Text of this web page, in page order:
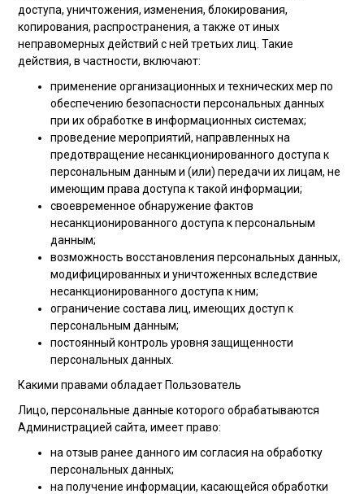
доступа, уничтожения, изменения, блокирования,
копирования, распространения, а также от иных
неправомерных действий с ней третьих лиц. Такие
действия, в частности, включают:
применение организационных и технических мер по
обеспечению безопасности персональных данных
при их обработке в информационных системах;
проведение мероприятий, направленных на
предотвращение несанкционированного доступа к
персональным данным и (или) передачи их лицам, не
имеющим права доступа к такой информации;
своевременное обнаружение фактов
несанкционированного доступа к персональным
данным;
возможность восстановления персональных данных,
модифицированных и уничтоженных вследствие
несанкционированного доступа к ним;
ограничение состава лиц, имеющих доступ к
персональным данным;
постоянный контроль уровня защищенности
персональных данных.
Какими правами обладает Пользователь
Лицо, персональные данные которого обрабатываются
Администрацией сайта, имеет право:
на отзыв ранее данного им согласия на обработку
персональных данных;
на получение информации, касающейся обработки